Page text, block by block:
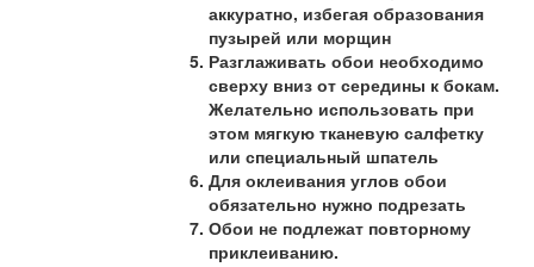
аккуратно, избегая образования
пузырей или морщин
Разглаживать обои необходимо
сверху вниз от середины к бокам.
Желательно использовать при
этом мягкую тканевую салфетку
или специальный шпатель
Для оклеивания углов обои
обязательно нужно подрезать
Обои не подлежат повторному
приклеиванию.